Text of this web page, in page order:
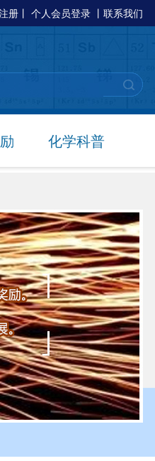
册 丨 个人会员登录 丨 联系我们
化学科普